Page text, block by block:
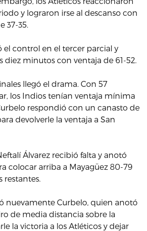
y lograron irse al descanso con
37-35.
el control en el tercer parcial y
diez minutos con ventaja de 61-52.
llegó el drama. Con 57
los Indios tenían ventaja mínima
respondió con un canasto de
devolverle la ventaja a San
Álvarez recibió falta y anotó
colocar arriba a Mayagüez 80-79
restantes.
nuevamente Curbelo, quien anotó
de media distancia sobre la
la victoria a los Atléticos y dejar